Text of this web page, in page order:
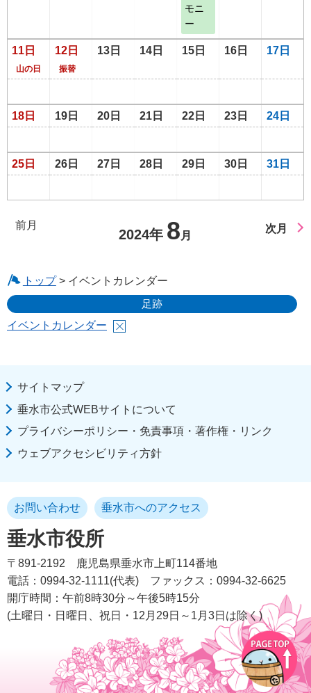
モニ
ー
11日
山の日
12日
振替
13日 14日 15日 16日 17日
18日 19日 20日 21日 22日 23日 24日
25日 26日 27日 28日 29日 30日 31日
前月
2024年 8 月
次月
トップ> イベントカレンダー
足跡
イベントカレンダー
サイトマップ
垂水市公式WEBサイトについて
プライバシーポリシー・免責事項・著作権・リンク
ウェブアクセシビリティ方針
垂水市役所
お問い合わせ 垂水市へのアクセス
〒891-2192
鹿児島県垂水市上町114番地
電話：0994-32-1111(代表)
ファックス：0994-32-6625
開庁時間：午前8時30分～午後5時15分
(土曜日・日曜日、祝日・12月29日～1月3日は除く)